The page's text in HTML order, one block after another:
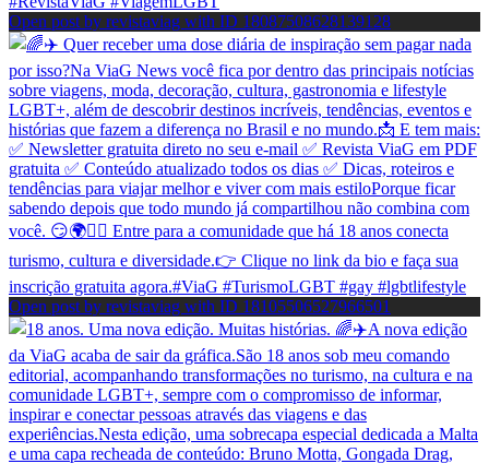
Open post by revistaviag with ID 18087508628139128
Open post by revistaviag with ID 18105506527966501